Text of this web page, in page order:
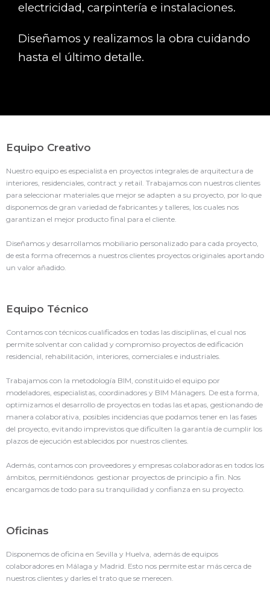
electricidad, carpintería e instalaciones.
Diseñamos y realizamos la obra cuidando
hasta el último detalle.
Equipo Creativo
Nuestro equipo es especialista en proyectos integrales de arquitectura de
interiores, residenciales, contract y retail. Trabajamos con nuestros clientes
para seleccionar materiales que mejor se adapten a su proyecto, por lo que
disponemos de gran variedad de fabricantes y talleres, los cuales nos
garantizan el mejor producto final para el cliente.
Diseñamos y desarrollamos mobiliario personalizado para cada proyecto,
de esta forma ofrecemos a nuestros clientes proyectos originales aportando
un valor añadido.
Equipo Técnico
Contamos con técnicos cualificados en todas las disciplinas, el cual nos
permite solventar con calidad y compromiso proyectos de edificación
residencial, rehabilitación, interiores, comerciales e industriales.
Trabajamos con la metodología BIM, constituido el equipo por
modeladores, especialistas, coordinadores y BIM Mánagers. De esta forma,
optimizamos el desarrollo de proyectos en todas las etapas, gestionando de
manera colaborativa, posibles incidencias que podamos tener en las fases
del proyecto, evitando imprevistos que dificulten la garantía de cumplir los
plazos de ejecución establecidos por nuestros clientes.
Además, contamos con proveedores y empresas colaboradoras en todos los
ámbitos, permitiéndonos gestionar proyectos de principio a fin. Nos
encargamos de todo para su tranquilidad y confianza en su proyecto.
Oficinas
Disponemos de oficina en Sevilla y Huelva, además de equipos
colaboradores en Málaga y Madrid. Esto nos permite estar más cerca de
nuestros clientes y darles el trato que se merecen.